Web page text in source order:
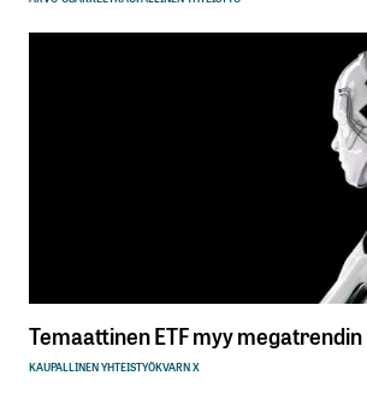
Temaattinen ETF myy
KAUPALLINEN YHTEISTYÖKVARN X